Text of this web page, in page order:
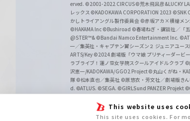
This website uses
This site uses cookies. For
erved. ©2001-2022 CIRCUS©荒木飛呂彦&LUCKY
レックス ©KADOKAWA CORPORATION 2023 ©SNK
かしトライアングル製作委員会 ©赤坂アカ×横槍メン
©HAKAMA Inc ©Bushiroad ©春場ねぎ・講談社／「
@STER™& ©Bandai Namco Entertainment Inc.
一／集英社・キャプテン翼シーズン２ ジュニアユー
ARTS/Key ©2024 劇場版「ウマ娘 プリティーダービ
ラブライブ！蓮ノ空女学院スクールアイドルクラブ ©
沢恵一/KADOKAWA/GGO2 Project©丸山くがね・
隊 ©松本直也／集英社 ©原悠衣・芳文社／劇場版き
d. ©ATLUS. ©SEGA. ©GIRLS und PANZER Projekt